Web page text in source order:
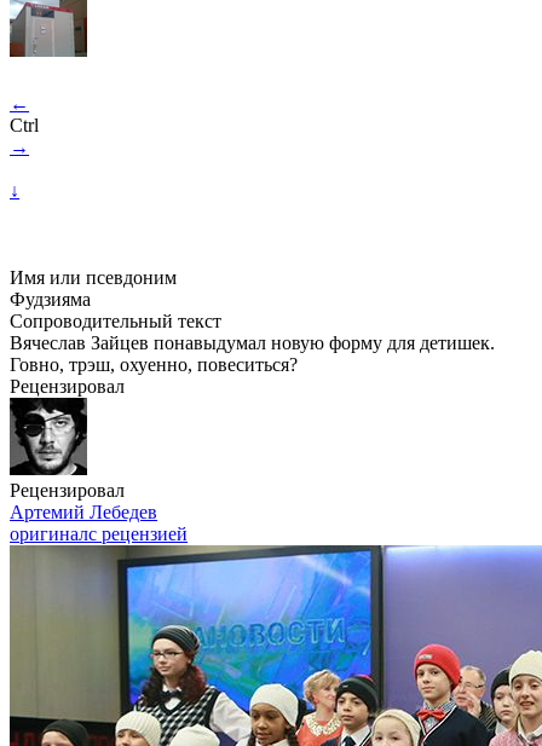
←
Ctrl
→
↓
Имя или псевдоним
Фудзияма
Сопроводительный текст
Вячеслав Зайцев понавыдумал новую форму для детишек.
Говно, трэш, охуенно, повеситься?
Рецензировал
Рецензировал
Артемий Лебедев
оригиналс рецензией